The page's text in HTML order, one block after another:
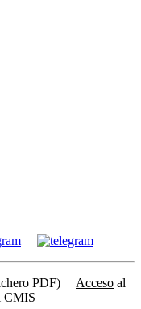
PDF) | Acceso al
CMIS